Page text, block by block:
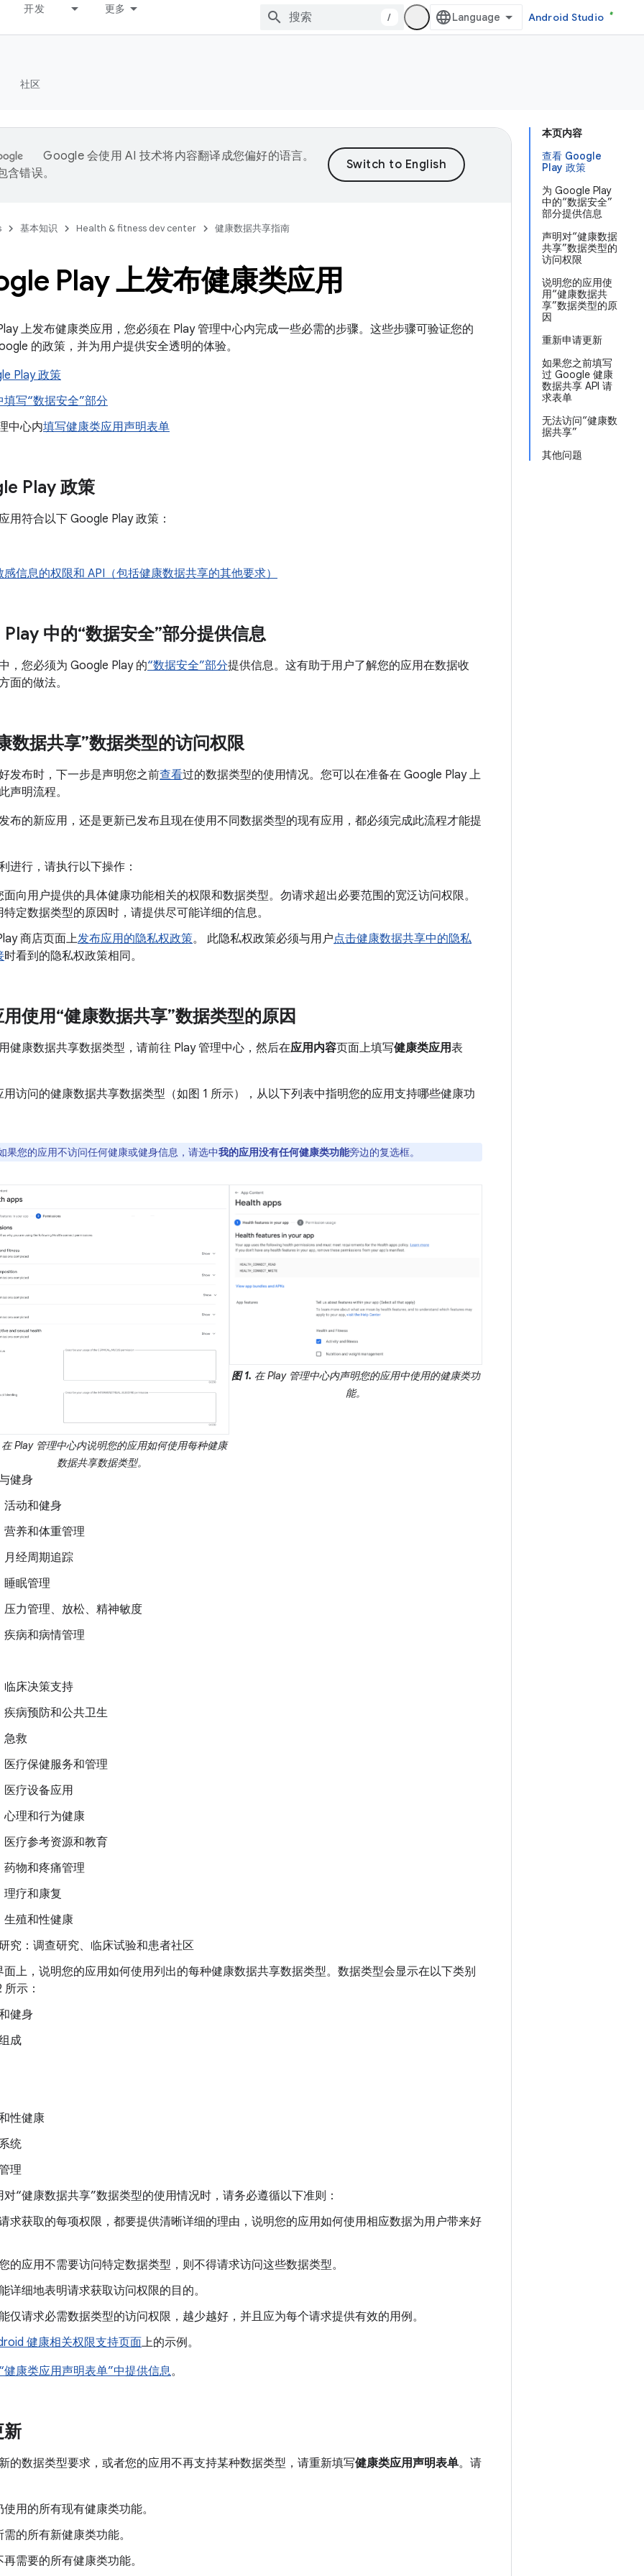
开发 更多
/ Android Studio
社区
本页内容
查看 Google
Play 政策
为 Google Play
中的“数据安全”
部分提供信息
声明对“健康数据
共享”数据类型的
访问权限
说明您的应用使
用“健康数据共
享”数据类型的原
因
重新申请更新
如果您之前填写
过 Google 健康
数据共享 API 请
求表单
无法访问“健康数
据共享”
其他问题
Google 会使用 AI 技术将内容翻译成您偏好的语言。
含错误。
基本知识 Health & fitness dev center 健康数据共享指南
Play 上发布健康类应用
上发布健康类应用，您必须在 Play 管理中心内完成一些必需的步骤。这些步骤可验证您的
的政策，并为用户提供安全透明的体验。
Play 政策
填写“数据安全”部分
中心内填写健康类应用声明表单
Play 政策
用符合以下 Google Play 政策：
信息的权限和 API（包括健康数据共享的其他要求）
中的“数据安全”部分提供信息
，您必须为 Google Play 的“数据安全”部分提供信息。这有助于用户了解您的应用在数据收
面的做法。
数据共享”数据类型的访问权限
发布时，下一步是声明您之前查看过的数据类型的使用情况。您可以在准备在 Google Play 上
声明流程。
布的新应用，还是更新已发布且现在使用不同数据类型的现有应用，都必须完成此流程才能提
进行，请执行以下操作：
向用户提供的具体健康功能相关的权限和数据类型。勿请求超出必要范围的宽泛访问权限。
定数据类型的原因时，请提供尽可能详细的信息。
商店页面上发布应用的隐私权政策。 此隐私权政策必须与用户点击健康数据共享中的隐私
时看到的隐私权政策相同。
使用“健康数据共享”数据类型的原因
健康数据共享数据类型，请前往 Play 管理中心，然后在应用内容页面上填写健康类应用表
用访问的健康数据共享数据类型（如图 1 所示），从以下列表中指明您的应用支持哪些健康功
果您的应用不访问任何健康或健身信息，请选中我的应用没有任何健康类功能旁边的复选框。
图 1. 在 Play 管理中心内声明您的应用中使用的健康类功
能。
Play 管理中心内说明您的应用如何使用每种健康
数据共享数据类型。
健身
活动和健身
营养和体重管理
月经周期追踪
睡眠管理
压力管理、放松、精神敏度
疾病和病情管理
临床决策支持
疾病预防和公共卫生
急救
医疗保健服务和管理
医疗设备应用
心理和行为健康
医疗参考资源和教育
药物和疼痛管理
理疗和康复
生殖和性健康
究：调查研究、临床试验和患者社区
面上，说明您的应用如何使用列出的每种健康数据共享数据类型。数据类型会显示在以下类别
示：
健身
成
性健康
统
理
“健康数据共享”数据类型的使用情况时，请务必遵循以下准则：
求获取的每项权限，都要提供清晰详细的理由，说明您的应用如何使用相应数据为用户带来好
的应用不需要访问特定数据类型，则不得请求访问这些数据类型。
详细地表明请求获取访问权限的目的。
仅请求必需数据类型的访问权限，越少越好，并且应为每个请求提供有效的用例。
健康相关权限支持页面上的示例。
健康类应用声明表单”中提供信息。
新
的数据类型要求，或者您的应用不再支持某种数据类型，请重新填写健康类应用声明表单。请
用的所有现有健康类功能。
的所有新健康类功能。
需要的所有健康类功能。